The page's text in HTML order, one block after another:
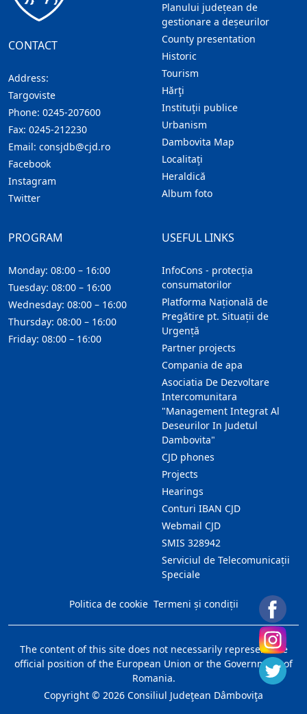
CONTACT
Address:
Targoviste
Phone: 0245-207600
Fax: 0245-212230
Email: consjdb@cjd.ro
Facebook
Instagram
Twitter
Planului județean de
gestionare a deșeurilor
County presentation
Historic
Tourism
Hărţi
Instituţii publice
Urbanism
Dambovita Map
Localitaţi
Heraldică
Album foto
USEFUL LINKS
InfoCons - protecția
consumatorilor
Platforma Națională de
Pregătire pt. Situații de
Urgență
Partner projects
Compania de apa
Asociatia De Dezvoltare
Intercomunitara
"Management Integrat Al
Deseurilor In Judetul
Dambovita"
CJD phones
Projects
Hearings
Conturi IBAN CJD
Webmail CJD
SMIS 328942
Serviciul de Telecomunicații
Speciale
PROGRAM
Monday: 08:00 – 16:00
Tuesday: 08:00 – 16:00
Wednesday: 08:00 – 16:00
Thursday: 08:00 – 16:00
Friday: 08:00 – 16:00
Politica de cookie Termeni și condiții
The content of this site does not necessarily represent the
official position of the European Union or the Government of
Romania.
Copyright © 2026 Consiliul Judeţean Dâmboviţa